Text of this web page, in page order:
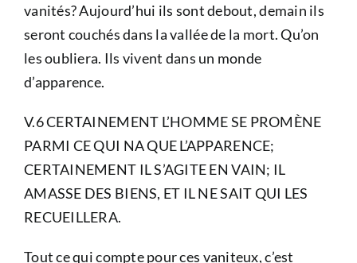
vanités? Aujourd’hui ils sont debout, demain ils
seront couchés dans la vallée de la mort. Qu’on
les oubliera. Ils vivent dans un monde
d’apparence.
V.6 CERTAINEMENT L’HOMME SE PROMÈNE
PARMI CE QUI NA QUE L’APPARENCE;
CERTAINEMENT IL S’AGITE EN VAIN; IL
AMASSE DES BIENS, ET IL NE SAIT QUI LES
RECUEILLERA.
Tout ce qui compte pour ces vaniteux, c’est